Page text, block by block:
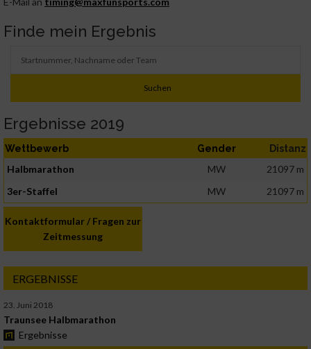
Finde mein Ergebnis
Ergebnisse 2019
Wettbewerb Gender Distanz
Halbmarathon MW
21097 m
3er-Staffel
MW 21097 m
Kontaktformular / Fragen zur
Zeitmessung
ERGEBNISSE
23. Juni 2018
Traunsee Halbmarathon
Ergebnisse